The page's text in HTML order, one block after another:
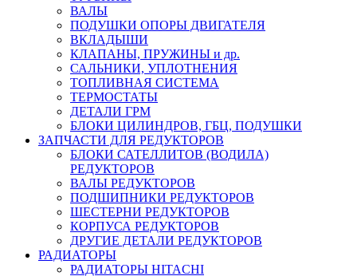
ВАЛЫ
ПОДУШКИ ОПОРЫ ДВИГАТЕЛЯ
ВКЛАДЫШИ
КЛАПАНЫ, ПРУЖИНЫ и др.
САЛЬНИКИ, УПЛОТНЕНИЯ
ТОПЛИВНАЯ СИСТЕМА
ТЕРМОСТАТЫ
ДЕТАЛИ ГРМ
БЛОКИ ЦИЛИНДРОВ, ГБЦ, ПОДУШКИ
ЗАПЧАСТИ ДЛЯ РЕДУКТОРОВ
БЛОКИ САТЕЛЛИТОВ (ВОДИЛА)
РЕДУКТОРОВ
ВАЛЫ РЕДУКТОРОВ
ПОДШИПНИКИ РЕДУКТОРОВ
ШЕСТЕРНИ РЕДУКТОРОВ
КОРПУСА РЕДУКТОРОВ
ДРУГИЕ ДЕТАЛИ РЕДУКТОРОВ
РАДИАТОРЫ
РАДИАТОРЫ HITACHI